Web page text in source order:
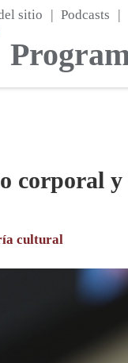
sitio | Podcasts |
corporal y
cultural